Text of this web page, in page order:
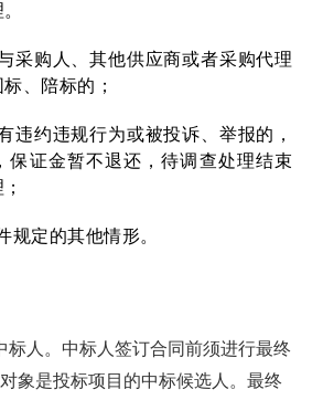
采购人、其他供应商或者采购代理
、陪标的；
违约违规行为或被投诉、举报的，
保证金暂不退还，待调查处理结束
规定的其他情形。
标人。中标人签订合同前须进行最终
象是投标项目的中标候选人。最终